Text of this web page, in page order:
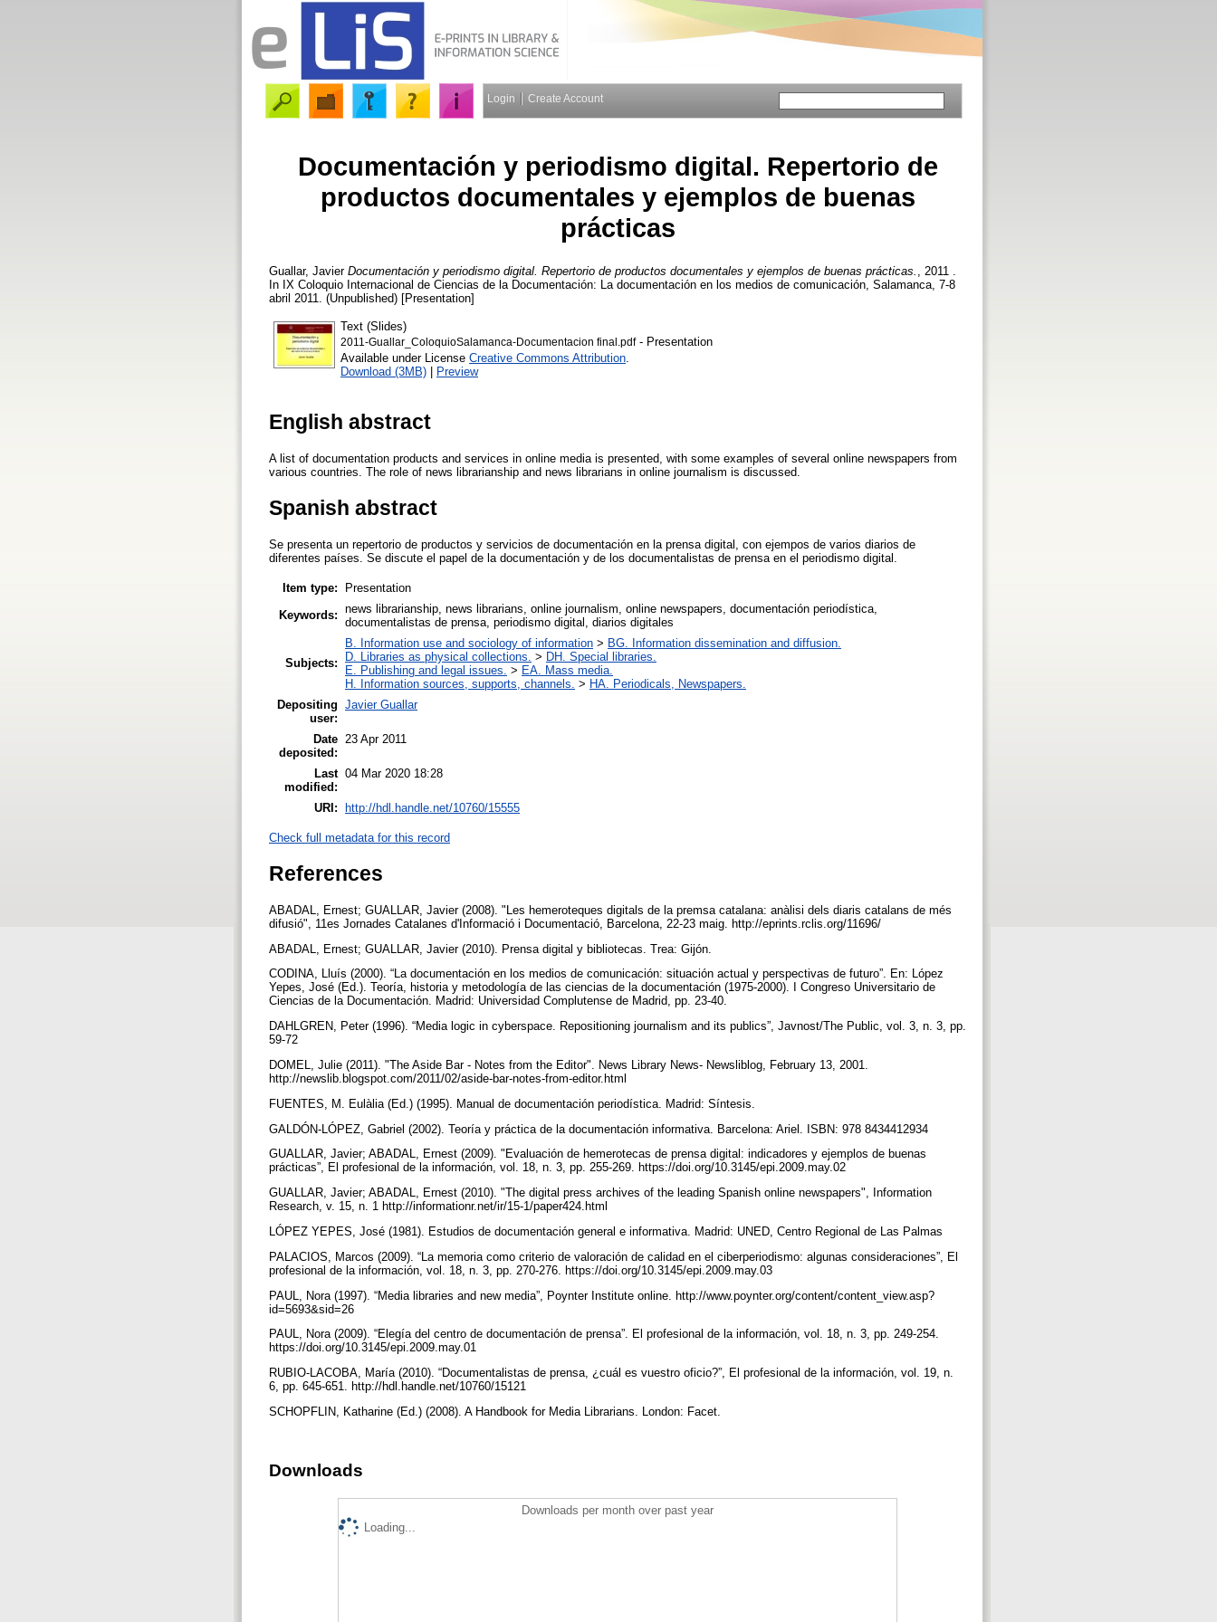
Login Create Account
Documentación y periodismo digital. Repertorio de
productos documentales y ejemplos de buenas
prácticas
Guallar, Javier Documentación y periodismo digital. Repertorio de productos documentales y ejemplos de buenas prácticas.
, 2011 .
In IX Coloquio Internacional de Ciencias de la Documentación: La documentación en los medios de comunicación, Salamanca, 7-8
abril 2011. (Unpublished) [Presentation]
Text (Slides)
2011-Guallar_ColoquioSalamanca-Documentacion final.pdf- Presentation
Available under License Creative Commons Attribution
Download (3MB) | Preview
English abstract
A list of documentation products and services in online media is presented, with some examples of several online newspapers from
various countries. The role of news librarianship and news librarians in online journalism is discussed.
Spanish abstract
Se presenta un repertorio de productos y servicios de documentación en la prensa digital, con ejempos de varios diarios de
diferentes países. Se discute el papel de la documentación y de los documentalistas de prensa en el periodismo digital.
Item type:
Presentation
Keywords: news librarianship, news librarians, online journalism, online newspapers, documentación periodística,
documentalistas de prensa, periodismo digital, diarios digitales
Subjects:
B. Information use and sociology of information > BG. Information dissemination and diffusion.
D. Libraries as physical collections. > DH. Special libraries.
E. Publishing and legal issues. > EA. Mass media.
H. Information sources, supports, channels. > HA. Periodicals, Newspapers.
Depositing
user:
Javier Guallar
Date
deposited:
23 Apr 2011
Last
modified:
04 Mar 2020 18:28
URI: http://hdl.handle.net/10760/15555
Check full metadata for this record
References
ABADAL, Ernest; GUALLAR, Javier (2008). "Les hemeroteques digitals de la premsa catalana: anàlisi dels diaris catalans de més
difusió", 11es Jornades Catalanes d'Informació i Documentació, Barcelona, 22-23 maig. http://eprints.rclis.org/11696/
ABADAL, Ernest; GUALLAR, Javier (2010). Prensa digital y bibliotecas. Trea: Gijón.
CODINA, Lluís (2000). “La documentación en los medios de comunicación: situación actual y perspectivas de futuro”. En: López
Yepes, José (Ed.). Teoría, historia y metodología de las ciencias de la documentación (1975-2000). I Congreso Universitario de
Ciencias de la Documentación. Madrid: Universidad Complutense de Madrid, pp. 23-40.
DAHLGREN, Peter (1996). “Media logic in cyberspace. Repositioning journalism and its publics”, Javnost/The Public, vol. 3, n. 3, pp.
59-72
DOMEL, Julie (2011). "The Aside Bar - Notes from the Editor". News Library News- Newsliblog, February 13, 2001.
http://newslib.blogspot.com/2011/02/aside-bar-notes-from-editor.html
FUENTES, M. Eulàlia (Ed.) (1995). Manual de documentación periodística. Madrid: Síntesis.
GALDÓN-LÓPEZ, Gabriel (2002). Teoría y práctica de la documentación informativa. Barcelona: Ariel. ISBN: 978 8434412934
GUALLAR, Javier; ABADAL, Ernest (2009). "Evaluación de hemerotecas de prensa digital: indicadores y ejemplos de buenas
prácticas”, El profesional de la información, vol. 18, n. 3, pp. 255-269. https://doi.org/10.3145/epi.2009.may.02
GUALLAR, Javier; ABADAL, Ernest (2010). "The digital press archives of the leading Spanish online newspapers", Information
Research, v. 15, n. 1 http://informationr.net/ir/15-1/paper424.html
LÓPEZ YEPES, José (1981). Estudios de documentación general e informativa. Madrid: UNED, Centro Regional de Las Palmas
PALACIOS, Marcos (2009). “La memoria como criterio de valoración de calidad en el ciberperiodismo: algunas consideraciones”, El
profesional de la información, vol. 18, n. 3, pp. 270-276. https://doi.org/10.3145/epi.2009.may.03
PAUL, Nora (1997). “Media libraries and new media”, Poynter Institute online. http://www.poynter.org/content/content_view.asp?
id=5693&sid=26
PAUL, Nora (2009). “Elegía del centro de documentación de prensa”. El profesional de la información, vol. 18, n. 3, pp. 249-254.
https://doi.org/10.3145/epi.2009.may.01
RUBIO-LACOBA, María (2010). “Documentalistas de prensa, ¿cuál es vuestro oficio?”, El profesional de la información, vol. 19, n.
6, pp. 645-651. http://hdl.handle.net/10760/15121
SCHOPFLIN, Katharine (Ed.) (2008). A Handbook for Media Librarians. London: Facet.
Downloads
Downloads per month over past year
Loading...